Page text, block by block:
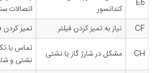
E6
کندانسور
اتصالات
CF
نیاز به تمیز کردن فیلتر تمیز کردن
CH مشکل در شارژ گاز یا نشتی
تماس با
نشتی و